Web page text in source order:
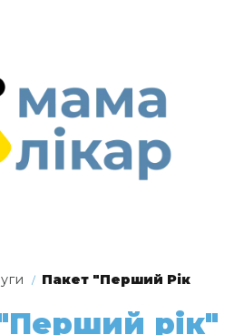
Пакет "Перший Рік
рік"